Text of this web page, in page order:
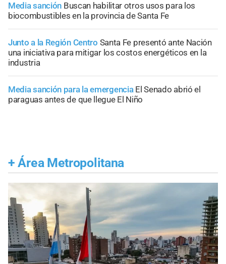
Media sanción Buscan habilitar otros usos para los
biocombustibles en la provincia de Santa Fe
Junto a la Región Centro Santa Fe presentó ante Nación
una iniciativa para mitigar los costos energéticos en la
industria
Media sanción para la emergencia El Senado abrió el
paraguas antes de que llegue El Niño
+ Área Metropolitana